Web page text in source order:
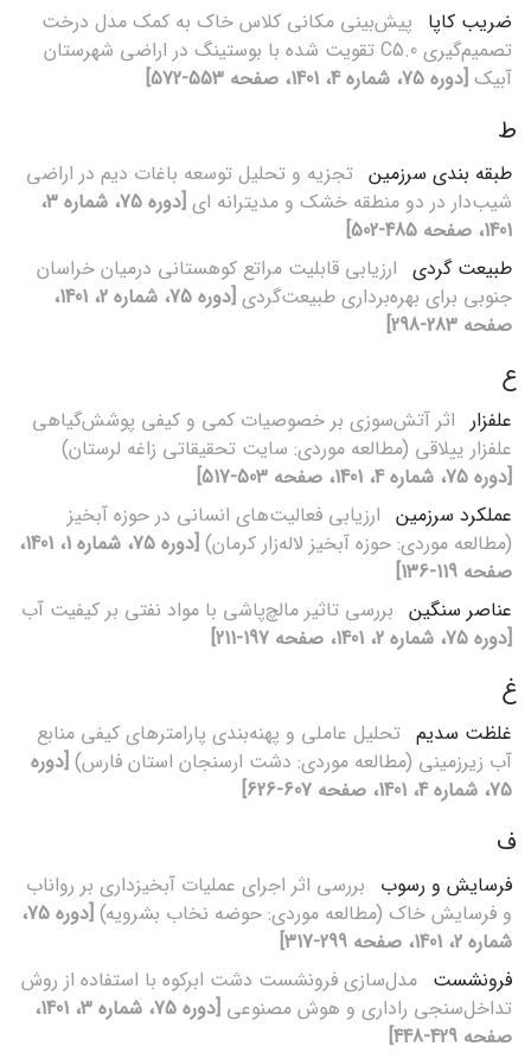
ضریب کاپا پیش‌بینی مکانی کلاس‌ خاک به کمک مدل درخت
تصمیم‌گیری C5.0 تقویت شده با بوستینگ در اراضی شهرستان
آبیک [دوره 75، شماره 4، 1401، صفحه 553-572]
ط
طبقه بندی سرزمین تجزیه و تحلیل توسعه باغات دیم در اراضی
شیب‌دار در دو منطقه خشک و مدیترانه ای
[دوره 75، شماره 3،
1401، صفحه 485-502]
طبیعت گردی ارزیابی قابلیت مراتع کوهستانی درمیان خراسان
جنوبی برای بهره‌‌برداری طبیعت‌‌گردی
[دوره 75، شماره 2، 1401،
صفحه 283-298]
ع
علفزار اثر آتش‌سوزی بر خصوصیات کمی و کیفی پوشش‌گیاهی
علفزار ییلاقی (مطالعه موردی: سایت تحقیقاتی زاغه لرستان)
[دوره 75، شماره 4، 1401، صفحه 503-517]
عملکرد سرزمین ارزیابی فعالیت‌های انسانی در حوزه آبخیز
(مطالعه موردی: حوزه آبخیز لاله‌زار کرمان)
[دوره 75، شماره 1، 1401،
صفحه 119-136]
عناصر سنگین بررسی تاثیر مالچ‌پاشی با مواد نفتی بر کیفیت آب
[دوره 75، شماره 2، 1401، صفحه 197-211]
غ
غلظت سدیم تحلیل عاملی و پهنه‌بندی پارامترهای کیفی منابع
آب زیرزمینی (مطالعه موردی: دشت ارسنجان استان فارس) [دوره
75، شماره 4، 1401، صفحه 607-626]
ف
فرسایش و رسوب بررسی اثر اجرای عملیات آبخیزداری بر رواناب
و فرسایش خاک (مطالعه موردی: حوضه نخاب بشرویه)
[دوره 75،
شماره 2، 1401، صفحه 299-317]
فرونشست مدل‌سازی فرونشست دشت ابرکوه با استفاده از روش
تداخل‌سنجی راداری و هوش مصنوعی
[دوره 75، شماره 3، 1401،
صفحه 429-448]